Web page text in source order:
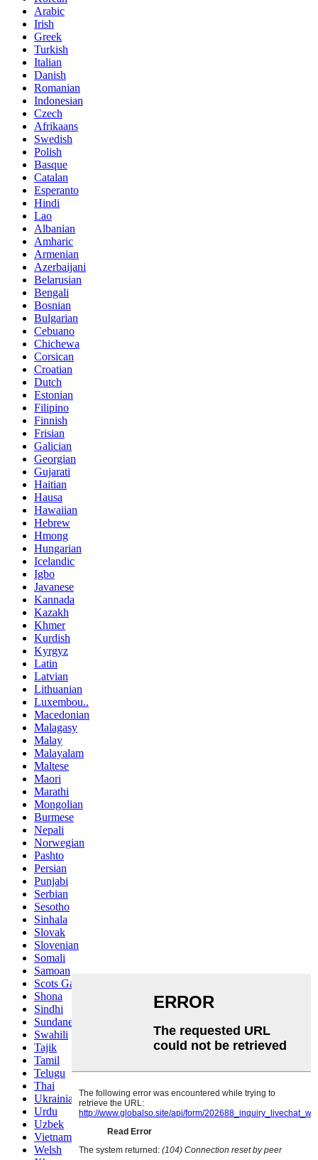
Arabic
Irish
Greek
Turkish
Italian
Danish
Romanian
Indonesian
Czech
Afrikaans
Swedish
Polish
Basque
Catalan
Esperanto
Hindi
Lao
Albanian
Amharic
Armenian
Azerbaijani
Belarusian
Bengali
Bosnian
Bulgarian
Cebuano
Chichewa
Corsican
Croatian
Dutch
Estonian
Filipino
Finnish
Frisian
Galician
Georgian
Gujarati
Haitian
Hausa
Hawaiian
Hebrew
Hmong
Hungarian
Icelandic
Igbo
Javanese
Kannada
Kazakh
Khmer
Kurdish
Kyrgyz
Latin
Latvian
Lithuanian
Luxembou..
Macedonian
Malagasy
Malay
Malayalam
Maltese
Maori
Marathi
Mongolian
Burmese
Nepali
Norwegian
Pashto
Persian
Punjabi
Serbian
Sesotho
Sinhala
Slovak
Slovenian
Somali
Samoan
Scots Gaelic
Shona
Sindhi
Sundanese
Swahili
Tajik
Tamil
Telugu
Thai
Ukrainian
Urdu
Uzbek
Vietnamese
Welsh